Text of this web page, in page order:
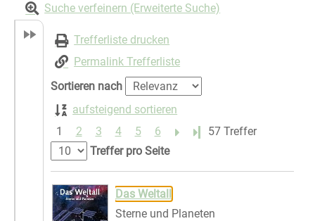
Suche verfeinern (Erweiterte Suche)
Trefferliste drucken
Permalink Trefferliste
Sortieren nach
aufsteigend sortieren
1
2 3 4 5 6 Letzte Seite
57 Treffer
Treffer pro Seite
Suchergebnis
Zu den Suchfiltern springen
Das Weltall
Sterne und Planeten